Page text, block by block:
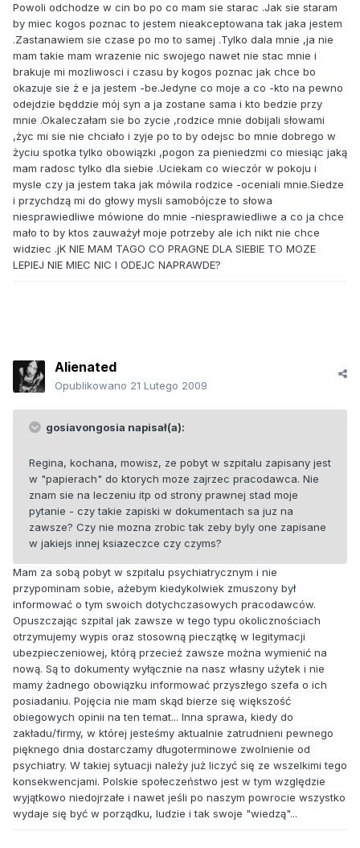
Powoli odchodze w cin bo po co mam sie starac .Jak sie staram
by miec kogos poznac to jestem nieakceptowana tak jaka jestem
.Zastanawiem sie czase po mo to samej .Tylko dala mnie ,ja nie
mam takie mam wrazenie nic swojego nawet nie stac mnie i
brakuje mi mozliwosci i czasu by kogos poznac jak chce bo
okazuje sie ż e ja jestem -be.Jedyne co moje a co -kto na pewno
odejdzie będdzie mój syn a ja zostane sama i kto bedzie przy
mnie .Okaleczałam sie bo zycie ,rodzice mnie dobijali słowami
,życ mi sie nie chciało i zyje po to by odejsc bo mnie dobrego w
życiu spotka tylko obowiązki ,pogon za pieniedzmi co miesiąc jaką
mam radosc tylko dla siebie .Uciekam co wieczór w pokoju i
mysle czy ja jestem taka jak mówila rodzice -oceniali mnie.Siedze
i przychdzą mi do głowy mysli samobójcze to słowa
niesprawiedliwe mówione do mnie -niesprawiedliwe a co ja chce
mało to by ktos zauważył moje potrzeby ale ich nikt nie chce
widziec .jK NIE MAM TAGO CO PRAGNE DLA SIEBIE TO MOZE
LEPIEJ NIE MIEC NIC I ODEJC NAPRAWDE?
Alienated
Opublikowano 21 Lutego 2009
gosiavongosia napisał(a):
Regina, kochana, mowisz, ze pobyt w szpitalu zapisany jest
w "papierach" do ktorych moze zajrzec pracodawca. Nie
znam sie na leczeniu itp od strony prawnej stad moje
pytanie - czy takie zapiski w dokumentach sa juz na
zawsze? Czy nie mozna zrobic tak zeby byly one zapisane
w jakiejs innej ksiazeczce czy czyms?
Mam za sobą pobyt w szpitalu psychiatrycznym i nie
przypominam sobie, ażebym kiedykolwiek zmuszony był
informować o tym swoich dotychczasowych pracodawców.
Opuszczając szpital jak zawsze w tego typu okolicznościach
otrzymujemy wypis oraz stosowną pieczątkę w legitymacji
ubezpieczeniowej, którą przecież zawsze można wymienić na
nową. Są to dokumenty wyłącznie na nasz własny użytek i nie
mamy żadnego obowiązku informować przyszłego szefa o ich
posiadaniu. Pojęcia nie mam skąd bierze się większość
obiegowych opinii na ten temat... Inna sprawa, kiedy do
zakładu/firmy, w której jesteśmy aktualnie zatrudnieni pewnego
pięknego dnia dostarczamy długoterminowe zwolnienie od
psychiatry. W takiej sytuacji należy już liczyć się ze wszelkimi tego
konsekwencjami. Polskie społeczeństwo jest w tym względzie
wyjątkowo niedojrzałe i nawet jeśli po naszym powrocie wszystko
wydaje się być w porządku, ludzie i tak swoje "wiedzą"...